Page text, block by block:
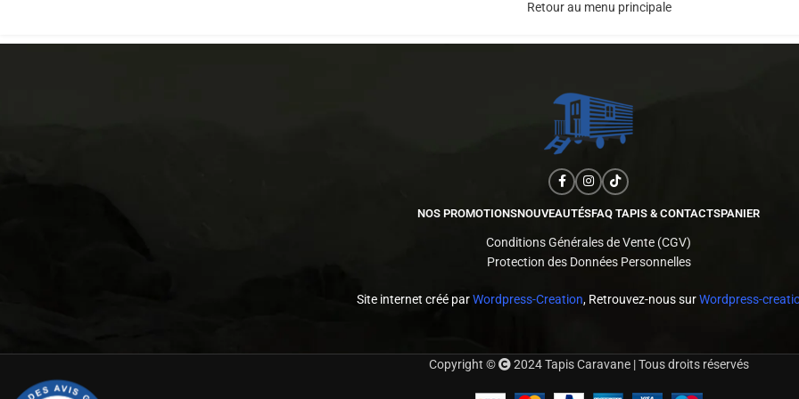
Retour au menu principale
NOS PROMOTIONSNOUVEAUTÉSFAQ TAPIS & CONTACTSPANIER
Conditions Générales de Vente (CGV)
Protection des Données Personnelles
Site internet créé parWordpress-Creation, Retrouvez-nous surWordpress-
Copyright © 2024 Tapis Caravane | Tous droits réservés